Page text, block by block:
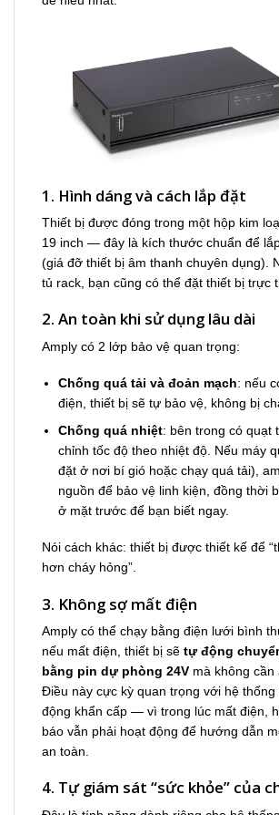
1. Hình dáng và cách lắp đặt
Thiết bị được đóng trong một hộp kim
19 inch — đây là kích thước chuẩn để
(giá đỡ thiết bị âm thanh chuyên dụng).
tủ rack, bạn cũng có thể đặt thiết bị trực
2. An toàn khi sử dụng lâu dài
Amply có 2 lớp bảo vệ quan trọng:
Chống quá tải và đoản mạch: nếu
điện, thiết bị sẽ tự bảo vệ, không bị
Chống quá nhiệt: bên trong có quạt
chỉnh tốc độ theo nhiệt độ. Nếu máy
đặt ở nơi bí gió hoặc chạy quá tải),
nguồn để bảo vệ linh kiện, đồng thời
ở mặt trước để bạn biết ngay.
Nói cách khác: thiết bị được thiết kế để
hơn cháy hỏng”.
3. Không sợ mất điện
Amply có thể chạy bằng điện lưới bình
nếu mất điện, thiết bị sẽ tự động
bằng pin dự phòng 24V mà không cần
Điều này cực kỳ quan trọng với hệ thống
động khẩn cấp — vì trong lúc mất điện,
báo vẫn phải hoạt động để hướng dẫn
an toàn.
4. Tự giám sát “sức khỏe” của